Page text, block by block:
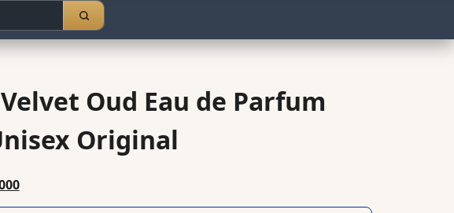
Oud Eau de Parfum
Original